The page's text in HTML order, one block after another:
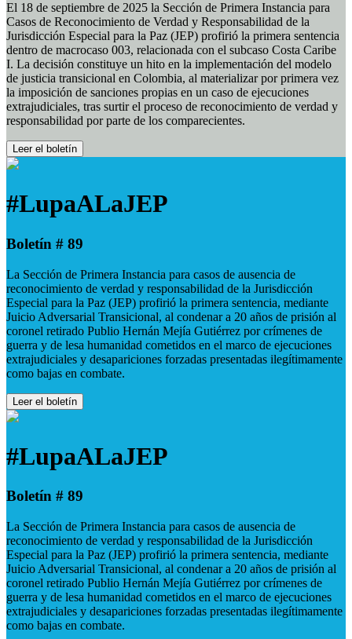
El 18 de septiembre de 2025 la Sección de Primera Instancia para
Casos de Reconocimiento de Verdad y Responsabilidad de la
Jurisdicción Especial para la Paz (JEP) profirió la primera sentencia
dentro de macrocaso 003, relacionada con el subcaso Costa Caribe
I. La decisión constituye un hito en la implementación del modelo
de justicia transicional en Colombia, al materializar por primera vez
la imposición de sanciones propias en un caso de ejecuciones
extrajudiciales, tras surtir el proceso de reconocimiento de verdad y
responsabilidad por parte de los comparecientes.
Leer el boletín
#LupaALaJEP
Boletín # 89
La Sección de Primera Instancia para casos de ausencia de
reconocimiento de verdad y responsabilidad de la Jurisdicción
Especial para la Paz (JEP) profirió la primera sentencia, mediante
Juicio Adversarial Transicional, al condenar a 20 años de prisión al
coronel retirado Publio Hernán Mejía Gutiérrez por crímenes de
guerra y de lesa humanidad cometidos en el marco de ejecuciones
extrajudiciales y desapariciones forzadas presentadas ilegítimamente
como bajas en combate.
Leer el boletín
#LupaALaJEP
Boletín # 89
La Sección de Primera Instancia para casos de ausencia de
reconocimiento de verdad y responsabilidad de la Jurisdicción
Especial para la Paz (JEP) profirió la primera sentencia, mediante
Juicio Adversarial Transicional, al condenar a 20 años de prisión al
coronel retirado Publio Hernán Mejía Gutiérrez por crímenes de
guerra y de lesa humanidad cometidos en el marco de ejecuciones
extrajudiciales y desapariciones forzadas presentadas ilegítimamente
como bajas en combate.